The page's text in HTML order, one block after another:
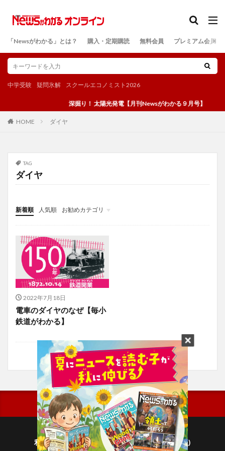
「Newsがわかる」とは？ 購入・定期購読 無料会員 プレミアム会員
中学受験 疑問氷解 スクールエコノミスト2026
深掘り！ 太陽光発電【月刊Newsがわかる９月号】
HOME ダイヤ
TAG
ダイヤ
新着順 人気順
お勧めカテゴリ
投稿
学び
マンガ
電子書籍
2022年7月18日
電車のダイヤのなぜ【毎小
鉄道がわかる】
利用規約
プライバシーポリシー(毎日新聞出版)
検索